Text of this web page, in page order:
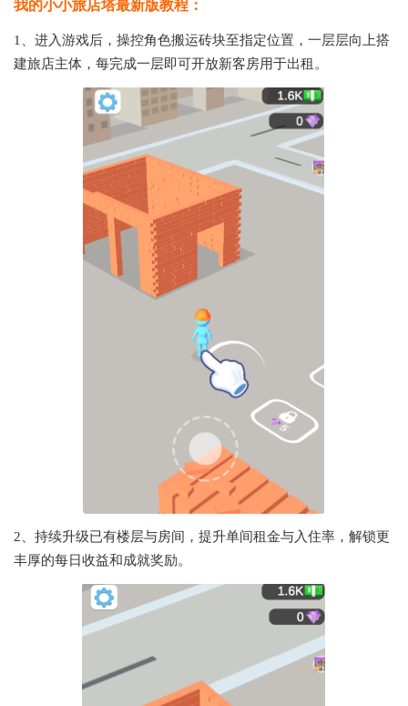
我的小小旅店塔最新版教程：
1、进入游戏后，操控角色搬运砖块至指定位置，一层层向上搭
建旅店主体，每完成一层即可开放新客房用于出租。
2、持续升级已有楼层与房间，提升单间租金与入住率，解锁更
丰厚的每日收益和成就奖励。